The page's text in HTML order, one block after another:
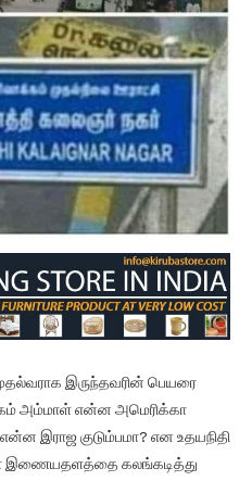
இருந்தவரின் பெயரை
அம்மாள் என்ன அமெரிக்கா
இராஜ குடும்பமா? என உதயநிதி
இணையதளத்தை கலங்கடித்து